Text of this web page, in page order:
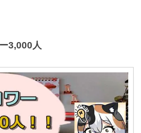
3,000人